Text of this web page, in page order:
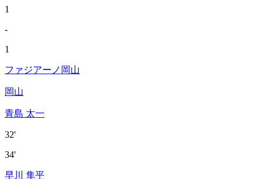
1
-
1
ファジアーノ岡山
岡山
青島 太一
32'
34'
早川 隼平